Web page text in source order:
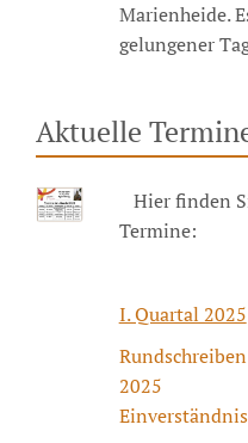
Marienheide.
gelungener
Aktuelle
Hier finden
Termine:
I. Quartal 2025
2025